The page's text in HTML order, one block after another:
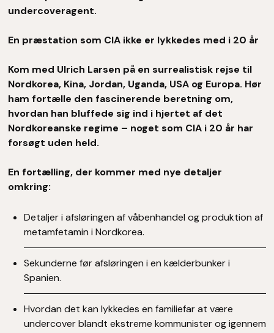
undercoveragent.
En præstation som CIA ikke er lykkedes med i 20 år
Kom med Ulrich Larsen på en surrealistisk rejse til
Nordkorea, Kina, Jordan, Uganda, USA og Europa. Hør
ham fortælle den fascinerende beretning om,
hvordan han bluffede sig ind i hjertet af det
Nordkoreanske regime – noget som CIA i 20 år har
forsøgt uden held.
En fortælling, der kommer med nye detaljer
omkring:
Detaljer i afsløringen af våbenhandel og produktion af
metamfetamin i Nordkorea.
Sekunderne før afsløringen i en kælderbunker i
Spanien.
Hvordan det kan lykkedes en familiefar at være
undercover blandt ekstreme kommunister og igennem